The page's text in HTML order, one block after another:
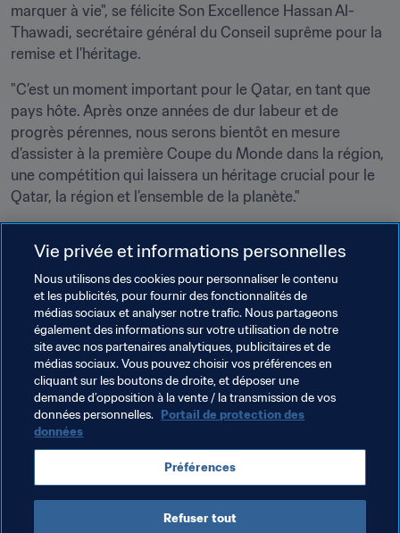
marquer à vie", se félicite Son Excellence Hassan Al-
Thawadi, secrétaire général du Conseil suprême pour la
remise et l’héritage.
"C’est un moment important pour le Qatar, en tant que
pays hôte. Après onze années de dur labeur et de
progrès pérennes, nous serons bientôt en mesure
d’assister à la première Coupe du Monde dans la région,
une compétition qui laissera un héritage crucial pour le
Qatar, la région et l’ensemble de la planète."
chiffres sur les préparatifs de la Coupe du Monde de la
FIFA, Qatar 2022™.
Thèmes en lien
Président de la FIFA Organisation
Organisation
Coupe du Monde de la FIFA, Qatar 2022 Qatar
AFC
Vie privée et informations personnelles
Nous utilisons des cookies pour personnaliser le contenu
et les publicités, pour fournir des fonctionnalités de
médias sociaux et analyser notre trafic. Nous partageons
également des informations sur votre utilisation de notre
site avec nos partenaires analytiques, publicitaires et de
médias sociaux. Vous pouvez choisir vos préférences en
cliquant sur les boutons de droite, et déposer une
demande d’opposition à la vente / la transmission de vos
données personnelles. Portail de protection des
données
Préférences
Refuser tout